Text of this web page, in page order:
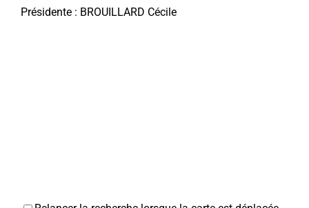
Présidente : BROUILLARD Cécile